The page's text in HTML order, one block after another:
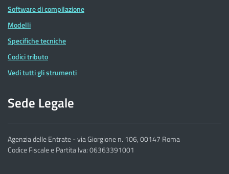
Software di compilazione
Modelli
Specifiche tecniche
Codici tributo
Vedi tutti gli strumenti
Sede Legale
Agenzia delle Entrate - via Giorgione n. 106, 00147 Roma
Codice Fiscale e Partita Iva: 06363391001